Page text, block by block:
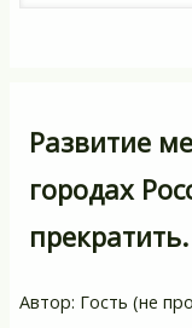
Развитие
городах
прекратить.
Автор: Гость (не